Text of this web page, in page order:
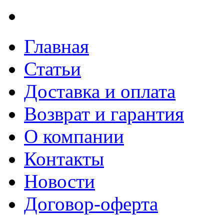
Главная
Статьи
Доставка и оплата
Возврат и гарантия
О компании
Контакты
Новости
Договор-оферта